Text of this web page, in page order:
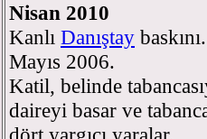
Nisan 2010
Kanlı Danıştay
Mayıs 2006.
Katil, belinde
daireyi basar ve